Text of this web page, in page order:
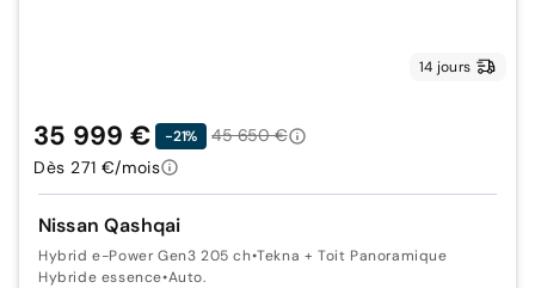
14 jours
Nissan Qashqai
Hybrid e-Power Gen3 205 ch•Tekna + Toit Panoramique
Hybride essence•Auto.
35 999 € -21%
45 650 €
Dès 271 €/mois